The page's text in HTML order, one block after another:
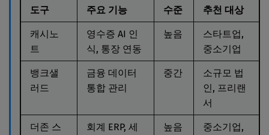
도구 주요 기능
수준
추천 대상
캐시노
트
영수증 AI 인
식, 통장 연동
높음
스타트업,
중소기업
뱅크샐
러드
금융 데이터
통합 관리
중간
소규모 법
인, 프리랜
서
더존 스
회계 ERP, 세
높음
중소기업,